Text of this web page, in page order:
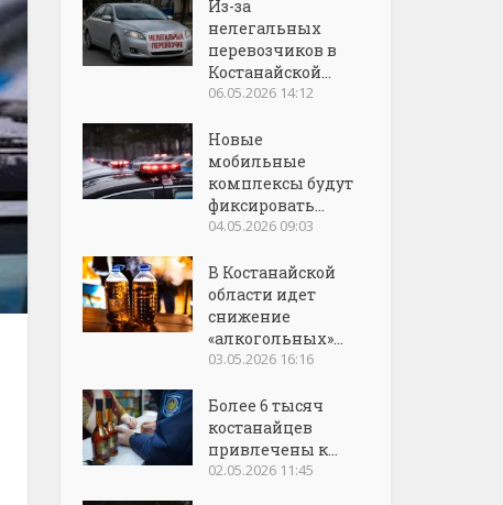
Из-за
нелегальных
перевозчиков в
Костанайской...
06.05.2026 14:12
Новые
мобильные
комплексы будут
фиксировать...
04.05.2026 09:03
В Костанайской
области идет
снижение
«алкогольных»...
03.05.2026 16:16
Более 6 тысяч
костанайцев
привлечены к...
02.05.2026 11:45